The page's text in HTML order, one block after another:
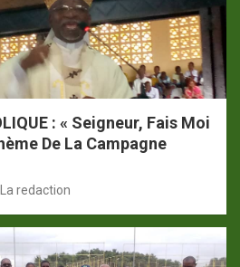
: « Seigneur, Fais Moi
De La Campagne
La redaction